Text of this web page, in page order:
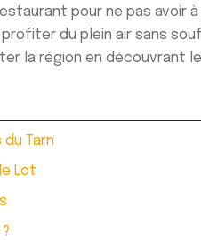
pour ne pas avoir
du plein air sans
la région en découvrant
Tarn
Lot